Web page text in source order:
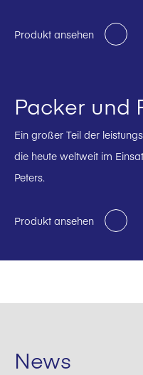
Produkt ansehen
Packer und
Ein großer Teil der
die heute weltweit im
Peters.
Produkt ansehen
News